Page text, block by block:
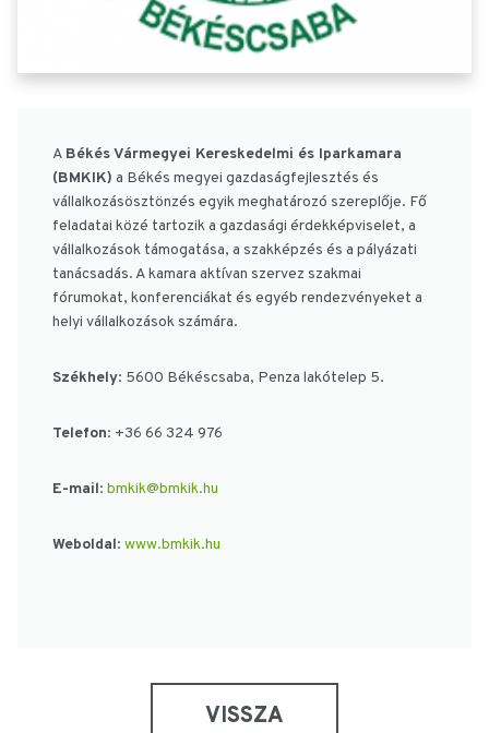
A Békés Vármegyei Kereskedelmi és Iparkamara
(BMKIK) a Békés megyei gazdaságfejlesztés és
vállalkozásösztönzés egyik meghatározó szereplője. Fő
feladatai közé tartozik a gazdasági érdekképviselet, a
vállalkozások támogatása, a szakképzés és a pályázati
tanácsadás. A kamara aktívan szervez szakmai
fórumokat, konferenciákat és egyéb rendezvényeket a
helyi vállalkozások számára.
Székhely: 5600 Békéscsaba, Penza lakótelep 5.
Telefon: +36 66 324 976
E-mail: bmkik@bmkik.hu
Weboldal: www.bmkik.hu
VISSZA